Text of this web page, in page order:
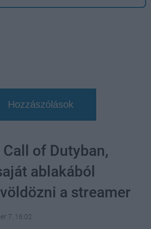
Hozzászólások
of Dutyban,
ablakából
a streamer
7. 16:02